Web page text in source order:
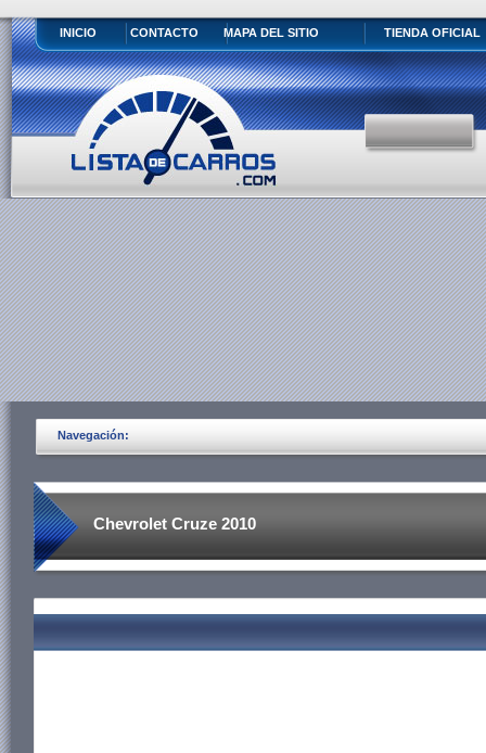
INICIO CONTACTO MAPA DEL SITIO TIENDA OFICIAL
Navegación:
Chevrolet Cruze 2010